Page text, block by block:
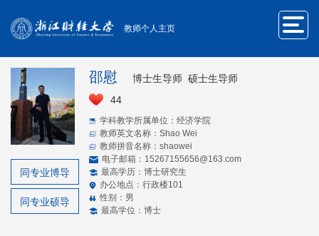
教师个人主页
邵慰
博士生导师 硕士生导师
44
学科教学所属单位：经济学院
教师英文名称：Shao Wei
教师拼音名称：shaowei
电子邮箱： 15267155656@163.com
最高学历：博士研究生
办公地点：行政楼101
性别：男
最高学位：博士
同专业博导
同专业硕导